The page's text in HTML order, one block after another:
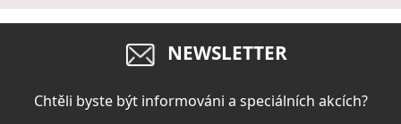
NEWSLETTER
Chtěli byste být informováni a speciálních akcích?